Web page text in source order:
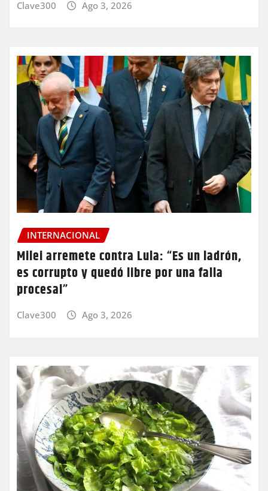
Clave300 Ago 3, 2026
INTERNACIONAL
Milei arremete contra Lula: “Es un ladrón,
es corrupto y quedó libre por una falla
procesal”
Clave300 Ago 3, 2026